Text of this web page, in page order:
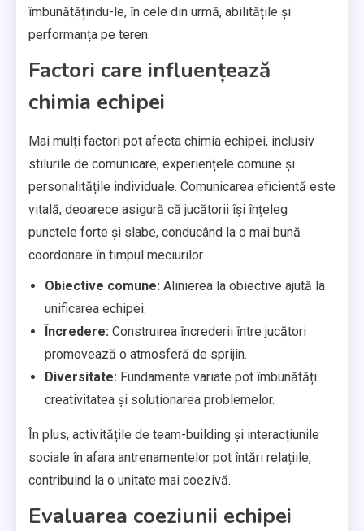
îmbunătățindu-le, în cele din urmă, abilitățile și
performanța pe teren.
Factori care influențează
chimia echipei
Mai mulți factori pot afecta chimia echipei, inclusiv
stilurile de comunicare, experiențele comune și
personalitățile individuale. Comunicarea eficientă este
vitală, deoarece asigură că jucătorii își înțeleg
punctele forte și slabe, conducând la o mai bună
coordonare în timpul meciurilor.
Obiective comune: Alinierea la obiective ajută la
unificarea echipei.
Încredere: Construirea încrederii între jucători
promovează o atmosferă de sprijin.
Diversitate: Fundamente variate pot îmbunătăți
creativitatea și soluționarea problemelor.
În plus, activitățile de team-building și interacțiunile
sociale în afara antrenamentelor pot întări relațiile,
contribuind la o unitate mai coezivă.
Evaluarea coeziunii echipei